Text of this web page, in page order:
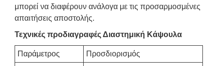
μπορεί να διαφέρουν ανάλογα με τις προσαρμοσμένες
απαιτήσεις αποστολής.
Τεχνικές προδιαγραφές Διαστημική Κάψουλα
Παράμετρος Προσδιορισμός